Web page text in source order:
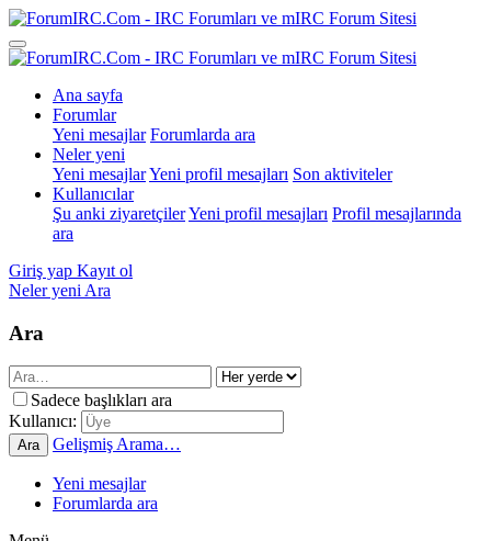
Ana sayfa
Forumlar
Yeni mesajlar Forumlarda ara
Neler yeni
Yeni mesajlarYeni profil mesajları Son aktiviteler
Kullanıcılar
Şu anki ziyaretçilerYeni profil mesajları Profil mesajlarında
ara
Giriş yap Kayıt ol
Neler yeni Ara
Ara
Sadece başlıkları ara
Kullanıcı:
Ara Gelişmiş Arama…
Yeni mesajlar
Forumlarda ara